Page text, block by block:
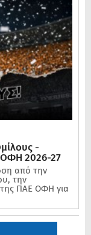
-
ΟΦΗ 2026-27
από την
την
ΠΑΕ ΟΦΗ για